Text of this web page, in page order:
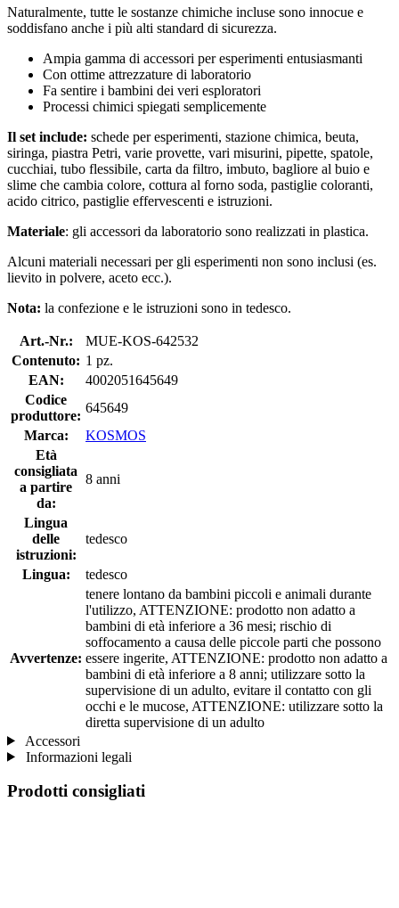
Naturalmente, tutte le sostanze chimiche incluse sono innocue e
soddisfano anche i più alti standard di sicurezza.
Ampia gamma di accessori per esperimenti entusiasmanti
Con ottime attrezzature di laboratorio
Fa sentire i bambini dei veri esploratori
Processi chimici spiegati semplicemente
Il set include: schede per esperimenti, stazione chimica, beuta,
siringa, piastra Petri, varie provette, vari misurini, pipette, spatole,
cucchiai, tubo flessibile, carta da filtro, imbuto, bagliore al buio e
slime che cambia colore, cottura al forno soda, pastiglie coloranti,
acido citrico, pastiglie effervescenti e istruzioni.
Materiale: gli accessori da laboratorio sono realizzati in plastica.
Alcuni materiali necessari per gli esperimenti non sono inclusi (es.
lievito in polvere, aceto ecc.).
Nota: la confezione e le istruzioni sono in tedesco.
Art.-Nr.:
MUE-KOS-642532
Contenuto: 1 pz.
EAN:
4002051645649
Codice
produttore:
645649
Marca:
KOSMOS
Età
consigliata
a partire
da:
8 anni
Lingua
delle
istruzioni:
tedesco
Lingua: tedesco
Avvertenze:
tenere lontano da bambini piccoli e animali durante
l'utilizzo, ATTENZIONE: prodotto non adatto a
bambini di età inferiore a 36 mesi; rischio di
soffocamento a causa delle piccole parti che possono
essere ingerite, ATTENZIONE: prodotto non adatto a
bambini di età inferiore a 8 anni; utilizzare sotto la
supervisione di un adulto, evitare il contatto con gli
occhi e le mucose, ATTENZIONE: utilizzare sotto la
diretta supervisione di un adulto
Accessori
Informazioni legali
Prodotti consigliati